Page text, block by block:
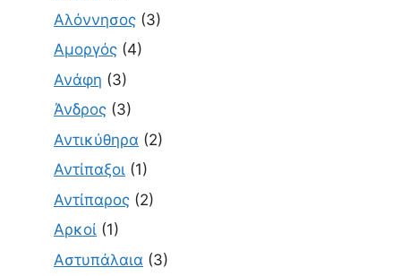
Αλόννησος (3)
Αμοργός (4)
Ανάφη (3)
Άνδρος (3)
Αντικύθηρα (2)
Αντίπαξοι (1)
Αντίπαρος (2)
Αρκοί (1)
Αστυπάλαια (3)